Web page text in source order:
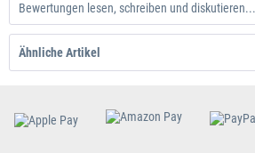
Bewertungen lesen, schreiben und diskutieren...
Ähnliche Artikel